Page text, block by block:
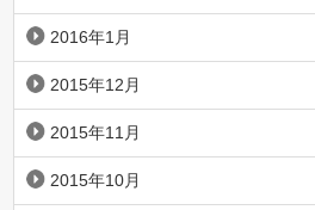
2016年1月
2015年12月
2015年11月
2015年10月